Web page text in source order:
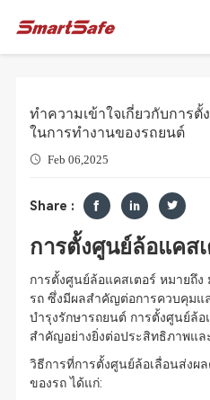
ทำความเข้าใจเกี่ยวกับการ
ในการทำงานของรถยนต์
Feb 06,2025
Share :
การตั้งศูนย์ล้อแคส
การตั้งศูนย์ล้อแคสเตอร์ หมายถึง
รถ ซึ่งมีผลสำคัญต่อการควบคุมแ
บำรุงรักษารถยนต์ การตั้งศูนย์ล้อ
สำคัญอย่างยิ่งต่อประสิทธิภาพแ
วิธีการที่การตั้งศูนย์ล้อเลื่อนส่งผ
ของรถ ได้แก่: